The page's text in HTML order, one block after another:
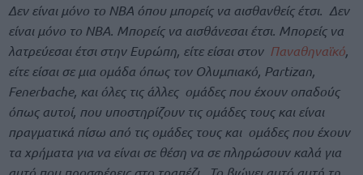
Δεν είναι μόνο το ΝΒΑ όπου μπορείς να αισθανθείς έτσι. Δεν
είναι μόνο το ΝΒΑ. Μπορείς να αισθάνεσαι έτσι. Μπορείς να
λατρεύεσαι έτσι στην Ευρώπη, είτε είσαι στον Παναθηναϊκό,
είτε είσαι σε μια ομάδα όπως τον Ολυμπιακό, Partizan,
Fenerbache, και όλες τις άλλες ομάδες που έχουν οπαδούς
όπως αυτοί, που υποστηρίζουν τις ομάδες τους και είναι
πραγματικά πίσω από τις ομάδες τους και ομάδες που έχουν
τα χρήματα για να είναι σε θέση να σε πληρώσουν καλά για